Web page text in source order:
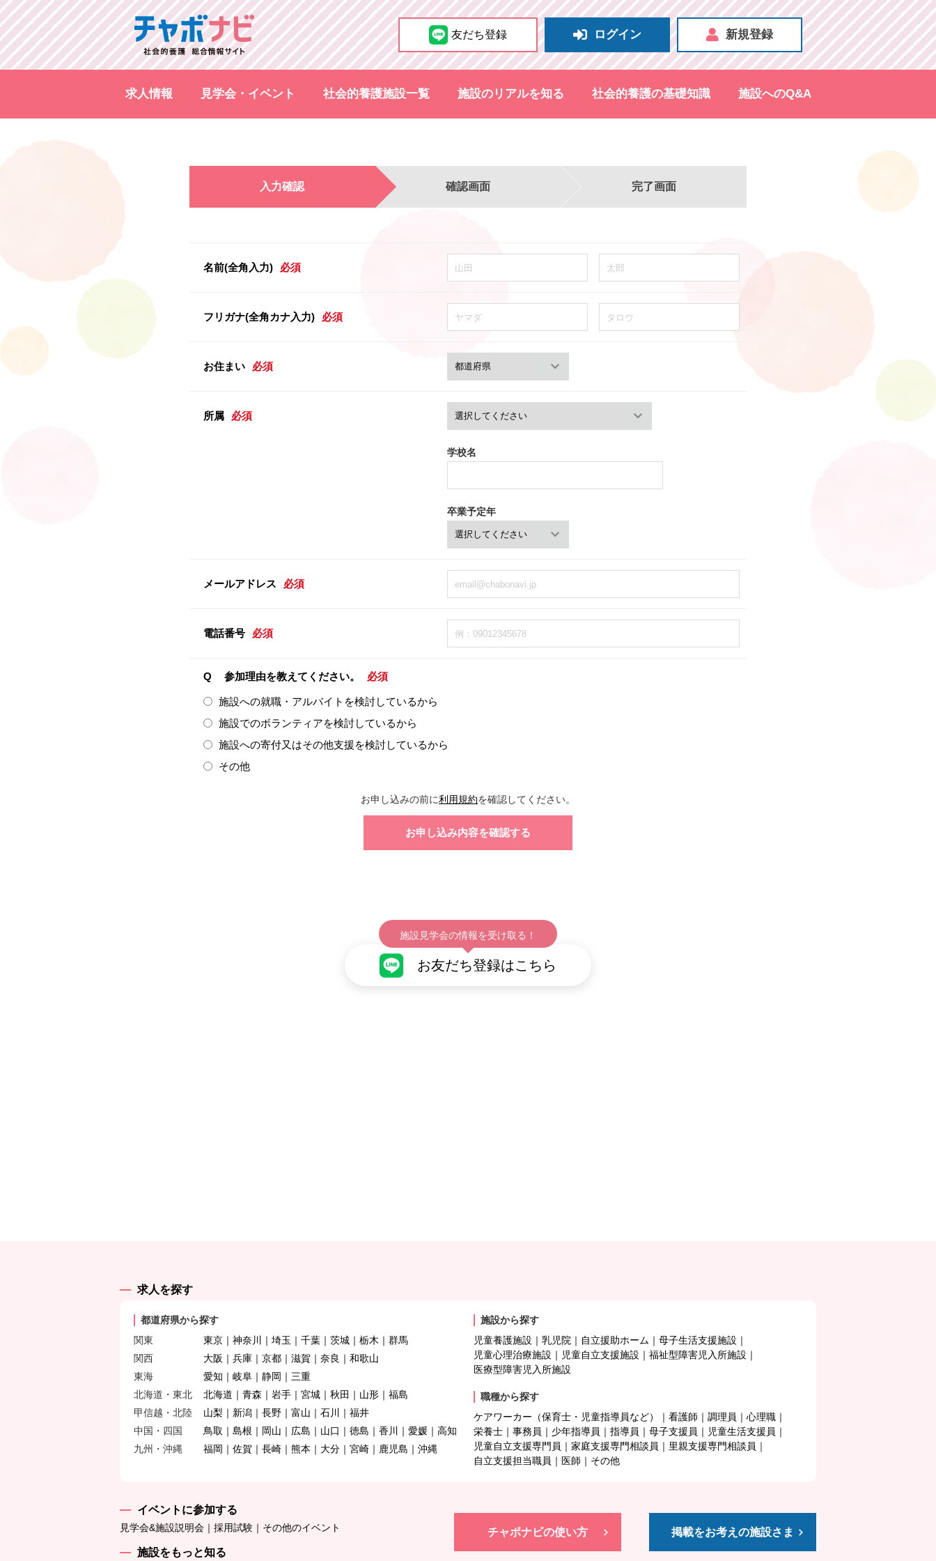
友だち登録 ログイン 新規登録
求人情報 見学会・イベント 社会的養護施設一覧 施設のリアルを知る 社会的養護の基礎知識 施設へのQ&A
入力確認 確認画面 完了画面
名前(全角入力) 必須
フリガナ(全角カナ入力) 必須
お住まい 必須
所属 必須
学校名
卒業予定年
メールアドレス 必須
電話番号 必須
Q 参加理由を教えてください。 必須
施設への就職・アルバイトを検討しているから
施設でのボランティアを検討しているから
施設への寄付又はその他支援を検討しているから
その他
お申し込みの前に利用規約を確認してください。
施設見学会の情報を受け取る！
お友だち登録はこちら
求人を探す
都道府県から探す
関東
東京 神奈川 埼玉 千葉 茨城 栃木
群馬
関西
大阪 兵庫 京都 滋賀 奈良
和歌山
東海
愛知 岐阜 静岡
三重
北海道・東北
北海道 青森 岩手 宮城 秋田 山形
福島
甲信越・北陸
山梨 新潟 長野 富山 石川
福井
中国・四国
鳥取 島根 岡山 広島 山口 徳島 香川 愛媛
高知
九州・沖縄
福岡 佐賀 長崎 熊本 大分 宮崎 鹿児島 沖縄
施設から探す
児童養護施設
乳児院 自立援助ホーム
母子生活支援施設
児童心理治療施設
児童自立支援施設
福祉型障害児入所施設
医療型障害児入所施設
職種から探す
ケアワーカー（保育士・児童指導員など）
看護師 調理員
心理職
栄養士
事務員 少年指導員 指導員 母子支援員
児童生活支援員
児童自立支援専門員
家庭支援専門相談員
里親支援専門相談員
自立支援担当職員
医師 その他
イベントに参加する
見学会&施設説明会 採用試験 その他のイベント
施設をもっと知る
チャボナビの使い方 掲載をお考えの施設さま